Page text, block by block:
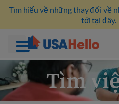
Bỏ
nội
dung
Tìm hiểu về những thay đổi về
tới tại đây.
Tìm